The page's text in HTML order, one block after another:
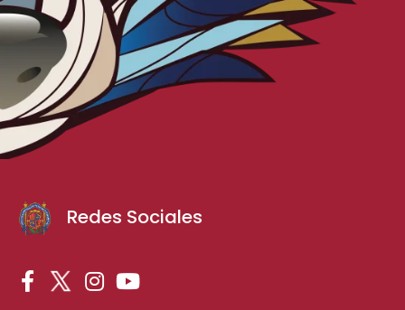
Redes Sociales